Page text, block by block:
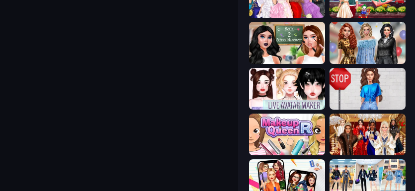
Model Dress Up Girl Harley Learns To Love
Black Friday Mystery Sale
Live Avatar Maker: Girls Street Style Fashion
Make Up Queen R Royal Dress Up - Fashion Queen